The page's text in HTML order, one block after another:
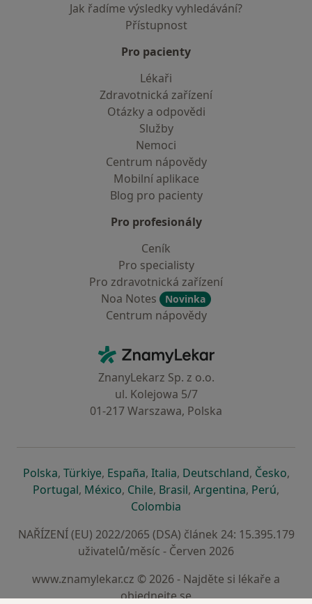
Jak řadíme výsledky vyhledávání?
Přístupnost
Pro pacienty
Lékaři
Zdravotnická zařízení
Otázky a odpovědi
Služby
Nemoci
Centrum nápovědy
Mobilní aplikace
Blog pro pacienty
Pro profesionály
Ceník
Pro specialisty
Pro zdravotnická zařízení
Noa Notes
Novinka
Centrum nápovědy
ZnamyLekar - Hlavní stránka
ZnanyLekarz Sp. z o.o.
ul. Kolejowa 5/7
01-217 Warszawa, Polska
Polskase otevře v nové záložce
, Türkiyese otevře v nové záložce
, Españase otevře v nové záložce
, Italiase otevře v nové záložce
, Deutschlandse otevře v
, Českose
,
Portugalse otevře v nové záložce
, Méxicose otevře v nové záložce
, Chilese otevře v nové záložce
, Brasilse otevře v nové
, Argentinase otevře v
, Perúse
,
Colombia
NAŘÍZENÍ (EU) 2022/2065 (DSA) článek 24: 15.395.179
uživatelů/měsíc - Červen 2026
www.znamylekar.cz © 2026 - Najděte si lékaře a
objednejte se